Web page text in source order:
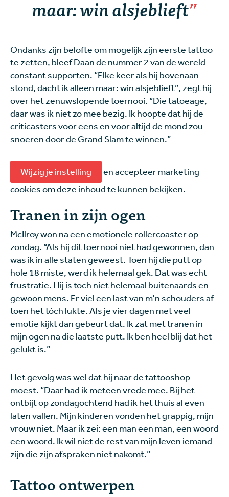
maar: win alsjeblieft
Ondanks zijn belofte om mogelijk zijn eerste tattoo
te zetten, bleef Daan de nummer 2 van de wereld
constant supporten. “Elke keer als hij bovenaan
stond, dacht ik alleen maar: win alsjeblieft”, zegt hij
over het zenuwslopende toernooi. “Die tatoeage,
daar was ik niet zo mee bezig. Ik hoopte dat hij de
criticasters voor eens en voor altijd de mond zou
snoeren door de Grand Slam te winnen.”
Wijzig je instelling
en accepteer marketing
cookies om deze inhoud te kunnen bekijken.
Tranen in zijn ogen
McIlroy won na een emotionele rollercoaster op
zondag. “Als hij dit toernooi niet had gewonnen, dan
was ik in alle staten geweest. Toen hij die putt op
hole 18 miste, werd ik helemaal gek. Dat was echt
frustratie. Hij is toch niet helemaal buitenaards en
gewoon mens. Er viel een last van m'n schouders af
toen het tóch lukte. Als je vier dagen met veel
emotie kijkt dan gebeurt dat. Ik zat met tranen in
mijn ogen na die laatste putt. Ik ben heel blij dat het
gelukt is.”
Het gevolg was wel dat hij naar de tattooshop
moest. “Daar had ik meteen vrede mee. Bij het
ontbijt op zondagochtend had ik het thuis al even
laten vallen. Mijn kinderen vonden het grappig, mijn
vrouw niet. Maar ik zei: een man een man, een woord
een woord. Ik wil niet de rest van mijn leven iemand
zijn die zijn afspraken niet nakomt.”
Tattoo ontwerpen